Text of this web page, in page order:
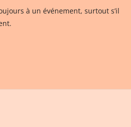
à un événement, surtout s’il